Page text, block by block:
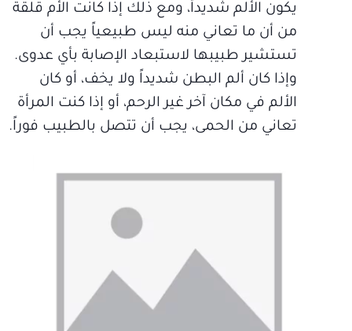
يكون الألم شديداً، ومع ذلك إذا كانت الأم قلقة
من أن ما تعاني منه ليس طبيعياً يجب أن
تستشير طبيبها لاستبعاد الإصابة بأي عدوى.
وإذا كان ألم البطن شديداً ولا يخف، أو كان
الألم في مكان آخر غير الرحم، أو إذا كنت المرأة
تعاني من الحمى، يجب أن تتصل بالطبيب فوراً.